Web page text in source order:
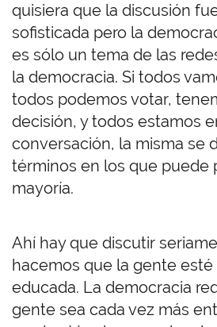
quisiera que la discusión
sofisticada pero la
es sólo un tema de las
la democracia. Si todos
todos podemos votar,
decisión, y todos estamos
conversación, la misma se
términos en los que puede
mayoría.
Ahí hay que discutir
hacemos que la gente esté
educada. La democracia
gente sea cada vez más